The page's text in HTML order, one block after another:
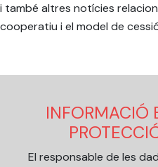
i també altres notícies
cooperatiu i el model de cessió
INFORMACIÓ
El responsable de les